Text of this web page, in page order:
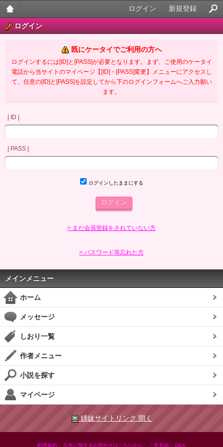
大人
ータ
イ官
新規登録
ログイン
ログイン
既にケータイでご利用の方へ
ログインするには[ID]と[PASS]が必要となります。まず、ご使用のケータイ
電話から当サイトのマイページ【[ID]・[PASS]変更】メニューにアクセスし
て、任意の[ID]と[PASS]を設定してから下のログインフォームへご入力願い
ます。
| ID |
| PASS |
ログインしたままにする
> まだ会員登録をされていない方
> パスワード等忘れた方
メインメニュー
ホーム
メッセージ
しおり一覧
作者メニュー
小説を探す
マイページ
姉妹サイトリンク 開く
利用規約 広告に関するお問合せはこちらから ご意見箱 Q&A